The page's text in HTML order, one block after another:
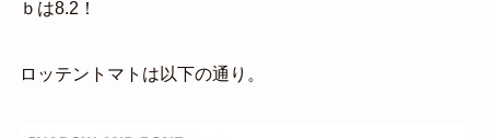
ｂは8.2！
ロッテントマトは以下の通り。